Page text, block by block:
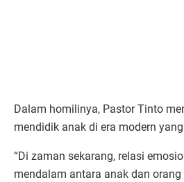
Dalam homilinya, Pastor Tinto
mendidik anak di era modern
“Di zaman sekarang, relasi
mendalam antara anak dan